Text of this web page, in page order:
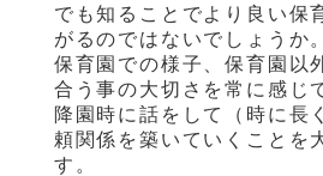
でも知ることでより良い保
がるのではないでしょうか。
保育園での様子、保育園以
合う事の大切さを常に感じ
降園時に話をして（時に長
頼関係を築いていくことを
す。